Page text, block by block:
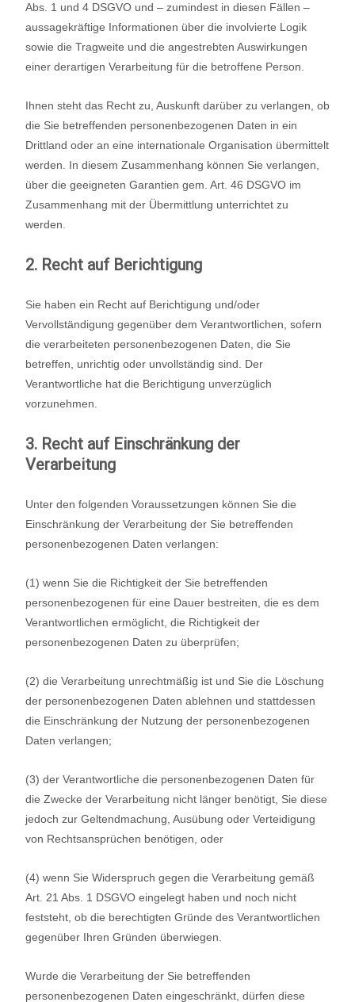
Abs. 1 und 4 DSGVO und – zumindest in diesen Fällen –
aussagekräftige Informationen über die involvierte Logik
sowie die Tragweite und die angestrebten Auswirkungen
einer derartigen Verarbeitung für die betroffene Person.
Ihnen steht das Recht zu, Auskunft darüber zu verlangen, ob
die Sie betreffenden personenbezogenen Daten in ein
Drittland oder an eine internationale Organisation übermittelt
werden. In diesem Zusammenhang können Sie verlangen,
über die geeigneten Garantien gem. Art. 46 DSGVO im
Zusammenhang mit der Übermittlung unterrichtet zu
werden.
2. Recht auf Berichtigung
Sie haben ein Recht auf Berichtigung und/oder
Vervollständigung gegenüber dem Verantwortlichen, sofern
die verarbeiteten personenbezogenen Daten, die Sie
betreffen, unrichtig oder unvollständig sind. Der
Verantwortliche hat die Berichtigung unverzüglich
vorzunehmen.
3. Recht auf Einschränkung der
Verarbeitung
Unter den folgenden Voraussetzungen können Sie die
Einschränkung der Verarbeitung der Sie betreffenden
personenbezogenen Daten verlangen:
(1) wenn Sie die Richtigkeit der Sie betreffenden
personenbezogenen für eine Dauer bestreiten, die es dem
Verantwortlichen ermöglicht, die Richtigkeit der
personenbezogenen Daten zu überprüfen;
(2) die Verarbeitung unrechtmäßig ist und Sie die Löschung
der personenbezogenen Daten ablehnen und stattdessen
die Einschränkung der Nutzung der personenbezogenen
Daten verlangen;
(3) der Verantwortliche die personenbezogenen Daten für
die Zwecke der Verarbeitung nicht länger benötigt, Sie diese
jedoch zur Geltendmachung, Ausübung oder Verteidigung
von Rechtsansprüchen benötigen, oder
(4) wenn Sie Widerspruch gegen die Verarbeitung gemäß
Art. 21 Abs. 1 DSGVO eingelegt haben und noch nicht
feststeht, ob die berechtigten Gründe des Verantwortlichen
gegenüber Ihren Gründen überwiegen.
Wurde die Verarbeitung der Sie betreffenden
personenbezogenen Daten eingeschränkt, dürfen diese